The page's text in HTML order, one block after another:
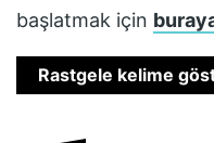
başlatmak için
Rastgele kelime